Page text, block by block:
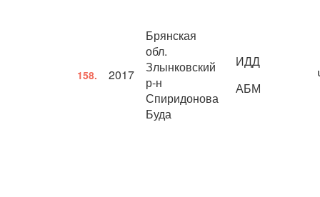
158. 2017
Брянская
обл.
Злынковский
р-н
Спиридонова
Буда
ИДД
АБМ